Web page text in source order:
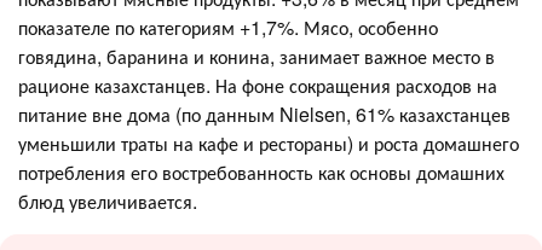
показателе по категориям +1,7%. Мясо, особенно
говядина, баранина и конина, занимает важное место в
рационе казахстанцев. На фоне сокращения расходов на
питание вне дома (по данным Nielsen, 61% казахстанцев
уменьшили траты на кафе и рестораны) и роста домашнего
потребления его востребованность как основы домашних
блюд увеличивается.